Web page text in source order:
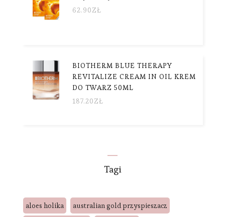
62.90ZŁ
BIOTHERM BLUE THERAPY
REVITALIZE CREAM IN OIL KREM
DO TWARZ 50ML
187.20ZŁ
Tagi
aloes holika
australian gold przyspieszacz